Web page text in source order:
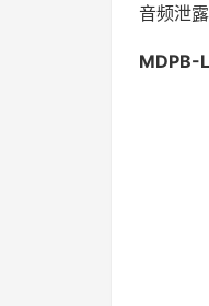
音频泄露
MDPB-